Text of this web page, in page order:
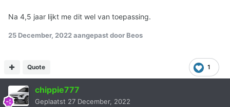
Na 4,5 jaar lijkt me dit wel van toepassing.
25 December, 2022aangepast door Beos
1
Quote
chippie777
Geplaatst 27 December, 2022